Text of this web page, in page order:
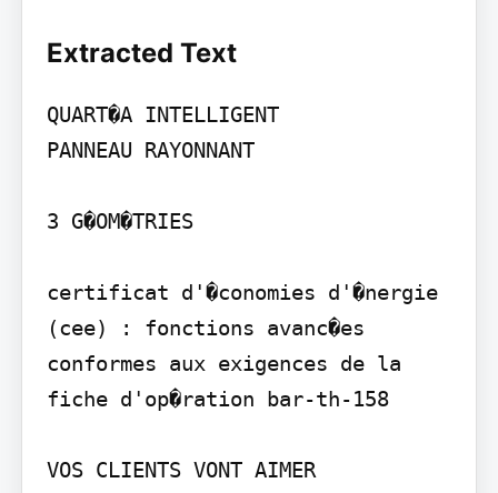
Extracted Text
QUART�A INTELLIGENT
PANNEAU RAYONNANT
3 G�OM�TRIES
certificat d'�conomies d'�nergie
(cee) : fonctions avanc�es
conformes aux exigences de la
fiche d'op�ration bar-th-158
VOS CLIENTS VONT AIMER